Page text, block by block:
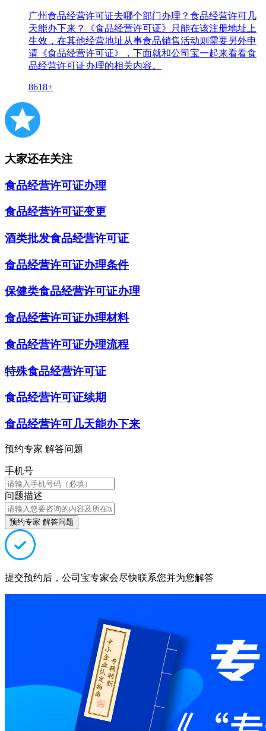
广州食品经营许可证去哪个部门办理？食品经营许可几
天能办下来？《食品经营许可证》只能在该注册地址上
生效，在其他经营地址从事食品销售活动则需要另外申
请《食品经营许可证》，下面就和公司宝一起来看看食
品经营许可证办理的相关内容。
8618+
大家还在关注
食品经营许可证办理
食品经营许可证变更
酒类批发食品经营许可证
食品经营许可证办理条件
保健类食品经营许可证办理
食品经营许可证办理材料
食品经营许可证办理流程
特殊食品经营许可证
食品经营许可证续期
食品经营许可几天能办下来
预约专家 解答问题
手机号
问题描述
预约专家 解答问题
提交预约后，公司宝专家会尽快联系您并为您解答